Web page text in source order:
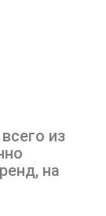
из
на